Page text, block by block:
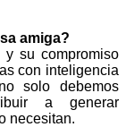
amiga?
su compromiso
con inteligencia
solo debemos
a generar
necesitan.